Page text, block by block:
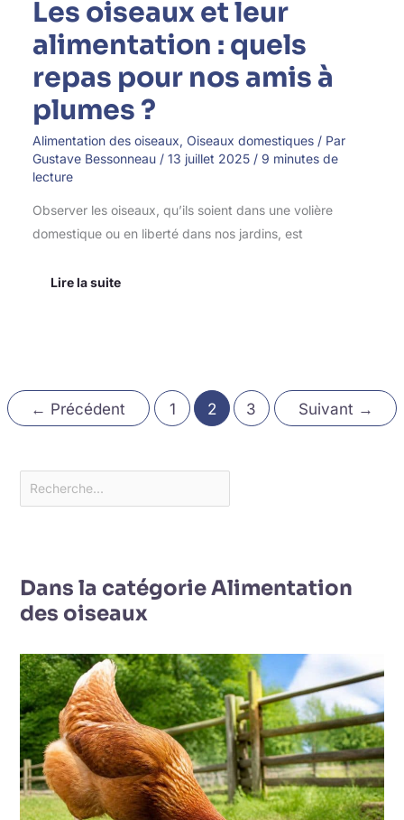
Les oiseaux et leur
alimentation : quels
repas pour nos amis à
plumes ?
Alimentation des oiseaux, Oiseaux domestiques/ Par
Gustave Bessonneau / 13 juillet 2025 / 9 minutes de
lecture
Observer les oiseaux, qu’ils soient dans une volière
domestique ou en liberté dans nos jardins, est
?
Lire la suite
← Précédent 1 2 3 Suivant →
Dans la catégorie Alimentation
des oiseaux